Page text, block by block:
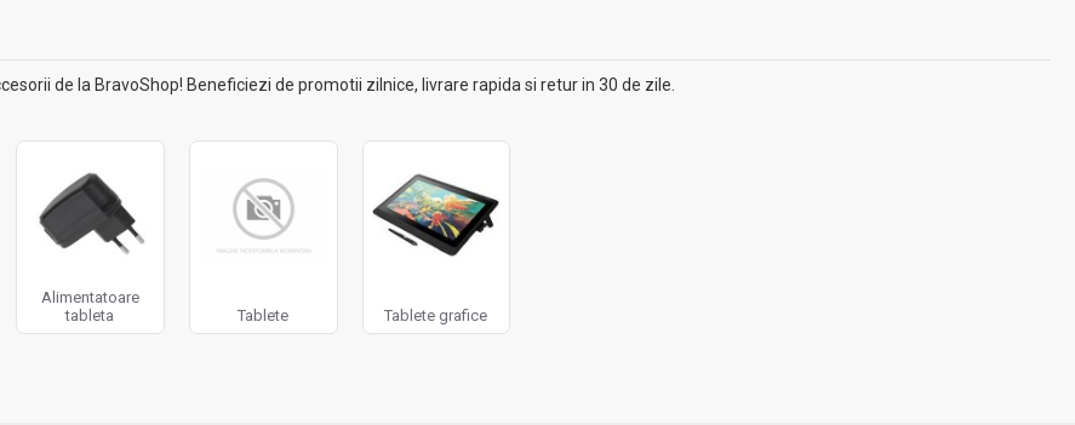
de la BravoShop! Beneficiezi de promotii zilnice, livrare rapida si retur in 30 de zile.
Alimentatoare
tableta
Tablete Tablete grafice